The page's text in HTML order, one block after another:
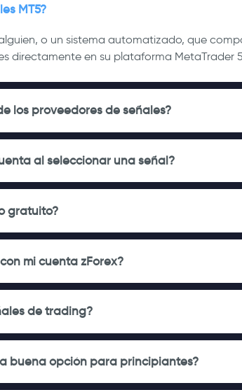
MT5?
o un sistema automatizado, que
directamente en su plataforma MetaTrader 5.
los proveedores de señales?
al seleccionar una señal?
gratuito?
mi cuenta zForex?
de trading?
buena opción para principiantes?